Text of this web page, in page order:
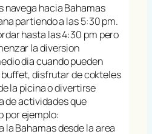
navega hacia Bahamas
partiendo a las 5:30 pm.
hasta las 4:30 pm pero
la diversion
dia cuando pueden
disfrutar de cokteles
la picina o divertirse
de actividades que
por ejemplo:
la Bahamas desde la area